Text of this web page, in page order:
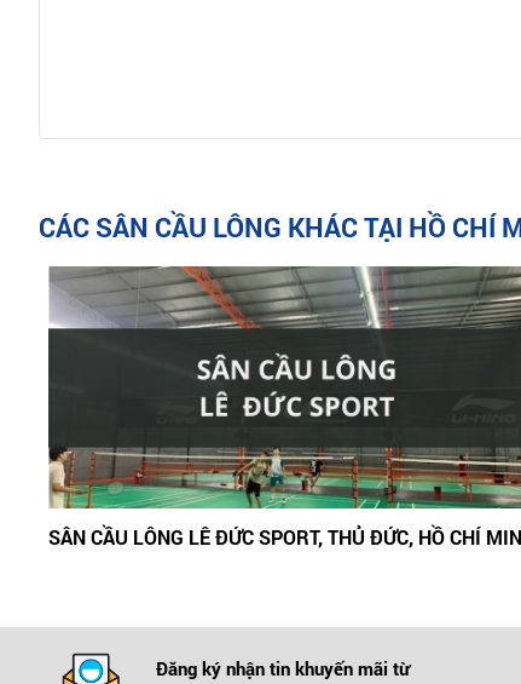
CÁC SÂN CẦU LÔNG KHÁC TẠI HỒ CHÍ
SÂN CẦU LÔNG LÊ ĐỨC SPORT, THỦ ĐỨC, HỒ CHÍ
Đăng ký nhận tin khuyến mãitừ